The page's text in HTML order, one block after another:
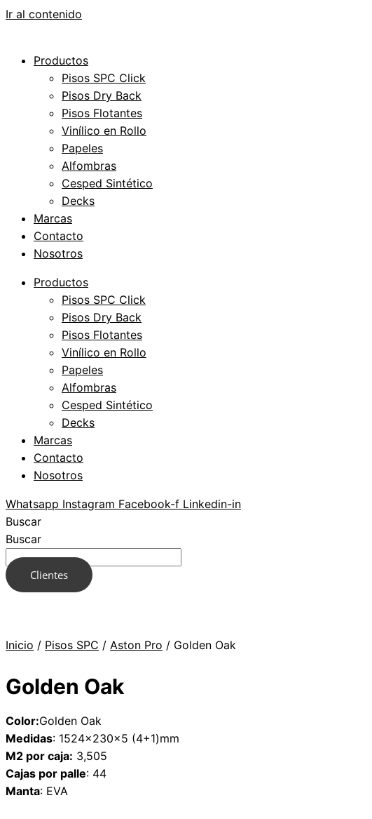
Ir al contenido
Productos
Pisos SPC Click
Pisos Dry Back
Pisos Flotantes
Vinílico en Rollo
Papeles
Alfombras
Cesped Sintético
Decks
Marcas
Contacto
Nosotros
Productos
Pisos SPC Click
Pisos Dry Back
Pisos Flotantes
Vinílico en Rollo
Papeles
Alfombras
Cesped Sintético
Decks
Marcas
Contacto
Nosotros
Whatsapp Instagram Facebook-f Linkedin-in
Buscar
Buscar
Clientes
Inicio / Pisos SPC / Aston Pro / Golden Oak
Golden Oak
Color:Golden Oak
Medidas: 1524x230x5 (4+1)mm
M2 por caja: 3,505
Cajas por palle: 44
Manta: EVA